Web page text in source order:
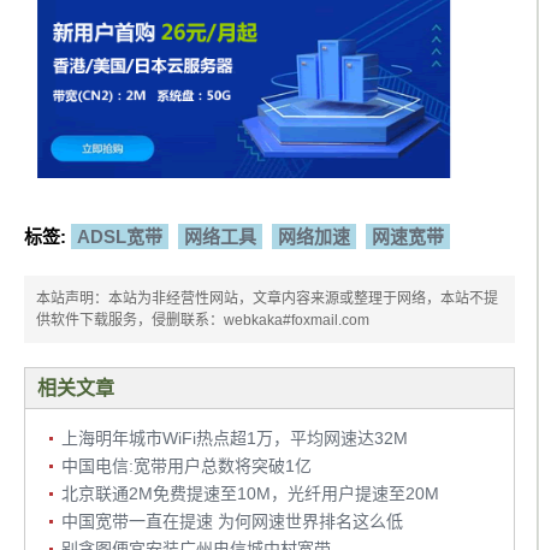
标签: ADSL宽带 网络工具 网络加速 网速宽带
本站声明：本站为非经营性网站，文章内容来源或整理于网络，本站不提
供软件下载服务，侵删联系：webkaka#foxmail.com
相关文章
上海明年城市WiFi热点超1万，平均网速达32M
中国电信:宽带用户总数将突破1亿
北京联通2M免费提速至10M，光纤用户提速至20M
中国宽带一直在提速 为何网速世界排名这么低